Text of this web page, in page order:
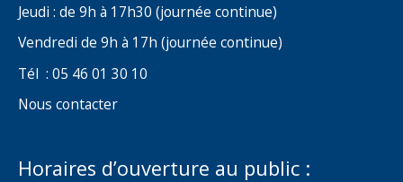
Jeudi : de 9h à 17h30 (journée continue)
Vendredi de 9h à 17h (journée continue)
Tél : 05 46 01 30 10
Nous contacter
Horaires d’ouverture au public :